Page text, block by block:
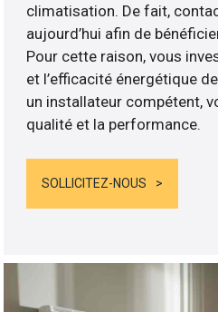
climatisation. De fait,
aujourd’hui afin de
Pour cette raison, vous
et l’efficacité énergétique
un installateur compétent,
qualité et la performance.
SOLLICITEZ-NOUS